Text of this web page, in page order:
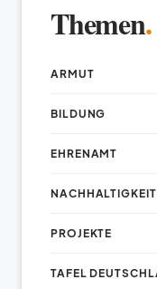
Themen.
ARMUT
BILDUNG
EHRENAMT
NACHHALTIGKEIT
PROJEKTE
TAFEL